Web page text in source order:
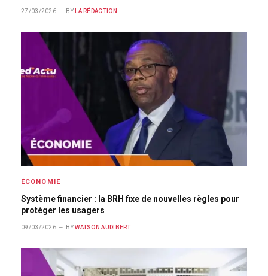
27/03/2026 BY LA RÉDACTION
ÉCONOMIE
Système financier : la BRH fixe de nouvelles règles pour
protéger les usagers
09/03/2026 BY WATSON AUDIBERT